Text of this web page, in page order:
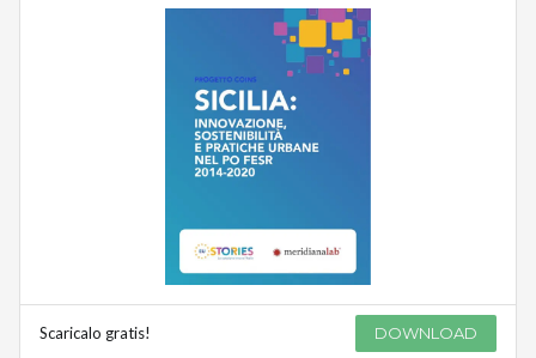
Scaricalo gratis! DOWNLOAD